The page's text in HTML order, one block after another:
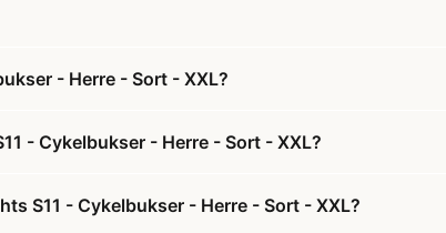
- Herre - Sort - XXL?
- Cykelbukser - Herre - Sort - XXL?
S11 - Cykelbukser - Herre - Sort - XXL?